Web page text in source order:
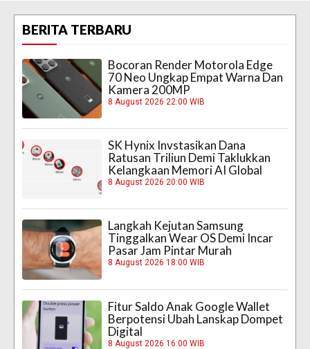
BERITA TERBARU
Bocoran Render Motorola Edge
70 Neo Ungkap Empat Warna Dan
Kamera 200MP
8 August 2026 22:00 WIB
SK Hynix Invstasikan Dana
Ratusan Triliun Demi Taklukkan
Kelangkaan Memori AI Global
8 August 2026 20:00 WIB
Langkah Kejutan Samsung
Tinggalkan Wear OS Demi Incar
Pasar Jam Pintar Murah
8 August 2026 18:00 WIB
Fitur Saldo Anak Google Wallet
Berpotensi Ubah Lanskap Dompet
Digital
8 August 2026 16:00 WIB